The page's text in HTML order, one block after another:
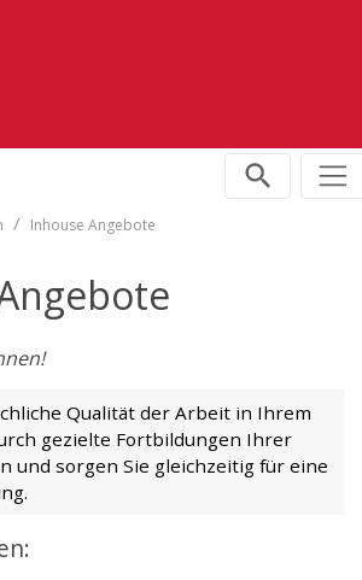
Inhouse Angebote
Qualität der Arbeit in Ihrem
gezielte Fortbildungen Ihrer
und sorgen Sie gleichzeitig für eine